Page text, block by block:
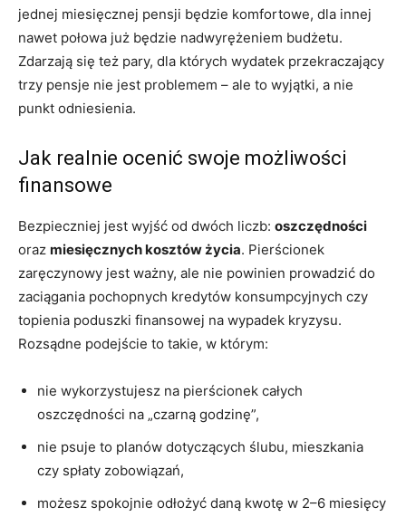
jednej miesięcznej pensji będzie komfortowe, dla innej
nawet połowa już będzie nadwyrężeniem budżetu.
Zdarzają się też pary, dla których wydatek przekraczający
trzy pensje nie jest problemem – ale to wyjątki, a nie
punkt odniesienia.
Jak realnie ocenić swoje możliwości
finansowe
Bezpieczniej jest wyjść od dwóch liczb: oszczędności
oraz miesięcznych kosztów życia. Pierścionek
zaręczynowy jest ważny, ale nie powinien prowadzić do
zaciągania pochopnych kredytów konsumpcyjnych czy
topienia poduszki finansowej na wypadek kryzysu.
Rozsądne podejście to takie, w którym:
nie wykorzystujesz na pierścionek całych
oszczędności na „czarną godzinę”,
nie psuje to planów dotyczących ślubu, mieszkania
czy spłaty zobowiązań,
możesz spokojnie odłożyć daną kwotę w 2–6 miesięcy